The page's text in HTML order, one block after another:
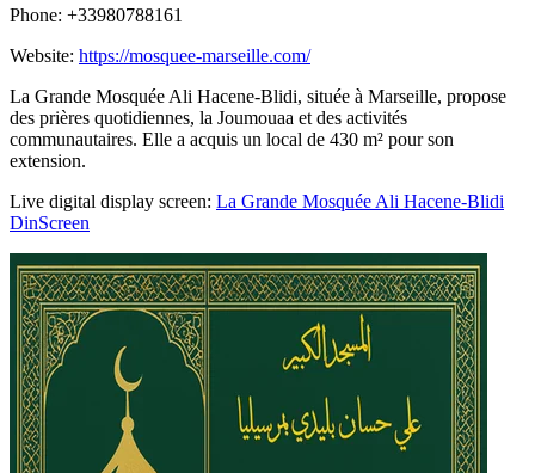
Phone: +33980788161
Website: https://mosquee-marseille.com/
La Grande Mosquée Ali Hacene-Blidi, située à Marseille, propose
des prières quotidiennes, la Joumouaa et des activités
communautaires. Elle a acquis un local de 430 m² pour son
extension.
Live digital display screen: La Grande Mosquée Ali Hacene-Blidi
DinScreen